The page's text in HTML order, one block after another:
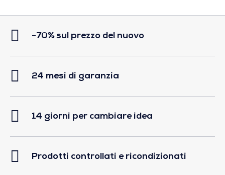
-70% sul prezzo del nuovo
24 mesi di garanzia
14 giorni per cambiare idea
Prodotti controllati e ricondizionati